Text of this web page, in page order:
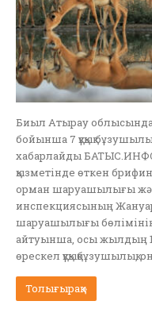
Биыл Атырау облысында
бойынша 7 құқық
хабарлайды
қызметінде өткен
орман шаруашылығы
инспекциясының
шаруашылығы
айтуынша, осы жылдың
өрескел құқықбұзушылық,
Толығырақ »